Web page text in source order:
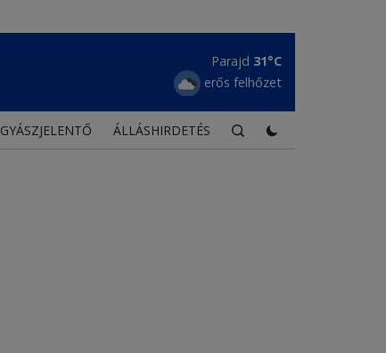
Csíkszentdomokos 28°C
borús égbolt
GYÁSZJELENTŐ ÁLLÁSHIRDETÉS